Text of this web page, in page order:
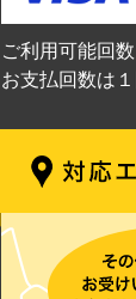
ご利用可能回数
お支払回数は